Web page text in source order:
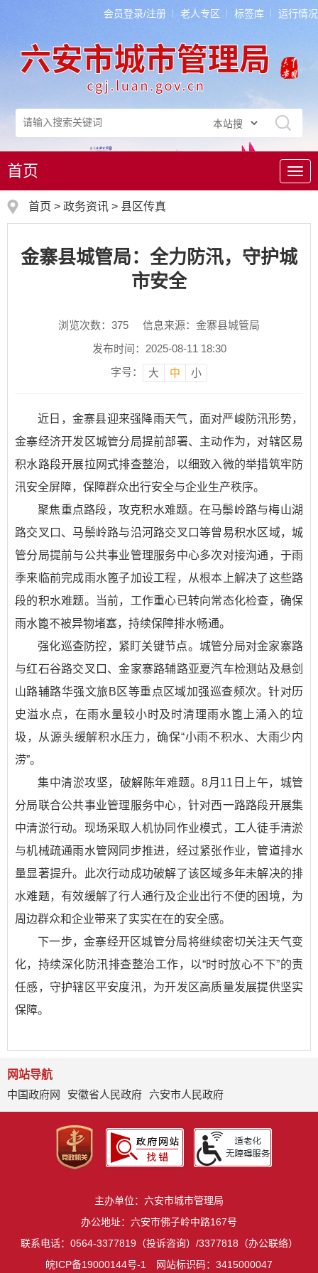
会员登录/注册 老人专区 标签库 运行情况
导
航
首页
首页 > 政务资讯 > 县区传真
金寨县城管局：全力防汛，守护城
市安全
浏览次数： 375
信息来源：金寨县城管局
发布时间：2025-08-11 18:30
字号：
大 中 小
近日，金寨县迎来强降雨天气，面对严峻防汛形势，
金寨经济开发区城管分局提前部署、主动作为，对辖区易
积水路段开展拉网式排查整治，以细致入微的举措筑牢防
汛安全屏障，保障群众出行安全与企业生产秩序。
聚焦重点路段，攻克积水难题。在马鬃岭路与梅山湖
路交叉口、马鬃岭路与沿河路交叉口等曾易积水区域，城
管分局提前与公共事业管理服务中心多次对接沟通，于雨
季来临前完成雨水篦子加设工程，从根本上解决了这些路
段的积水难题。当前，工作重心已转向常态化检查，确保
雨水篦不被异物堵塞，持续保障排水畅通。
强化巡查防控，紧盯关键节点。城管分局对金家寨路
与红石谷路交叉口、金家寨路辅路亚夏汽车检测站及悬剑
山路辅路华强文旅B区等重点区域加强巡查频次。针对历
史溢水点，在雨水量较小时及时清理雨水篦上涌入的垃
圾，从源头缓解积水压力，确保“小雨不积水、大雨少内
涝”。
集中清淤攻坚，破解陈年难题。8月11日上午，城管
分局联合公共事业管理服务中心，针对西一路路段开展集
中清淤行动。现场采取人机协同作业模式，工人徒手清淤
与机械疏通雨水管网同步推进，经过紧张作业，管道排水
量显著提升。此次行动成功破解了该区域多年未解决的排
水难题，有效缓解了行人通行及企业出行不便的困境，为
周边群众和企业带来了实实在在的安全感。
下一步，金寨经开区城管分局将继续密切关注天气变
化，持续深化防汛排查整治工作，以“时时放心不下”的责
任感，守护辖区平安度汛，为开发区高质量发展提供坚实
保障。
网站导航
中国政府网
安徽省人民政府 六安市人民政府
主办单位：六安市城市管理局
办公地址：六安市佛子岭中路167号
联系电话：0564-3377819（投诉咨询）/3377818（办公联络）
皖ICP备19000144号-1
网站标识码：3415000047